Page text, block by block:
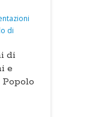
di
e